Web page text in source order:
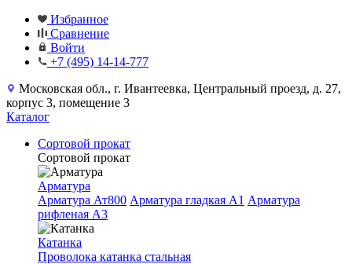
Избранное
Сравнение
Войти
+7 (495) 14-14-777
Московская обл., г. Ивантеевка, Центральный проезд, д. 27,
корпус 3, помещение 3
Каталог
Сортовой прокат
Сортовой прокат
Арматура
Арматура Ат800 Арматура гладкая A1 Арматура
рифленая A3
Катанка
Проволока катанка стальная